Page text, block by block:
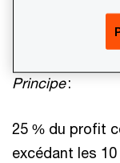
seraient
d’une dizaine
Principe:
25 % du profit
excédant les